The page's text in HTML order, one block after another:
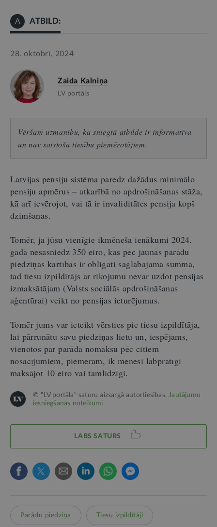
A ATBILD:
28. oktobrī, 2024
Zaida Kalniņa
LV portāls
Vēršam uzmanību, ka sniegtā atbilde ir informatīva
un nav saistoša tiesību piemērotājiem.
Latvijas pensiju sistēma paredz dažādus minimālo
pensiju apmērus– atkarībā no apdrošināšanas stāža,
kā arī ievērojot, vai tā ir invaliditātes pensija kopš
dzimšanas.
Tomēr, ja jūsu vienīgie ikmēneša ienākumi 2024.
gadā nesasniedz 350 eiro, kas pēc jaunās parādu
piedziņas kārtības ir obligāti saglabājamā summa,
tad tiesu izpildītājs ar rīkojumu nevar uzdot pensijas
izmaksātājam (Valsts sociālās apdrošināšanas
aģentūrai) veikt no pensijas ieturējumus.
Tomēr jums var ieteikt vērsties pie tiesu izpildītāja,
lai pārrunātu savu piedziņas lietu un, iespējams,
vienotos par parāda nomaksu pēc citiem
nosacījumiem, piemēram, ik mēnesi labprātīgi
maksājot 10 eiro vai tamlīdzīgi.
© "LV portāla" saturu aizsargā autortiesības.Jautājumu
iesniegšanas noteikumi
LABS SATURS
Parādu piedziņa Tiesu izpildītāji